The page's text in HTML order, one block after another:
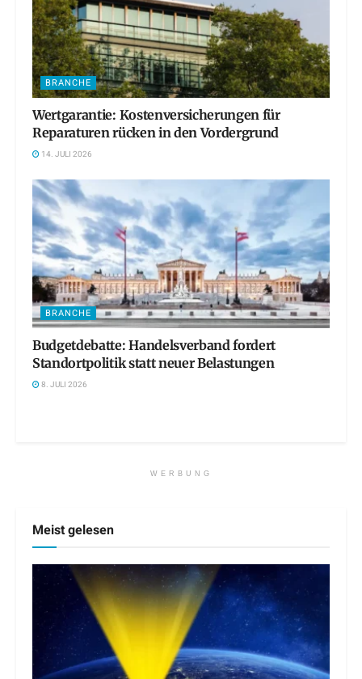
BRANCHE
Wertgarantie: Kostenversicherungen für
Reparaturen rücken in den Vordergrund
14. JULI 2026
BRANCHE
Budgetdebatte: Handelsverband fordert
Standortpolitik statt neuer Belastungen
8. JULI 2026
WERBUNG
Meist gelesen